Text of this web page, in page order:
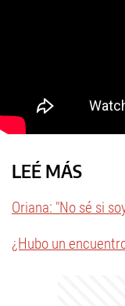
LEÉ MÁS
Oriana: "No sé si
¿Hubo un